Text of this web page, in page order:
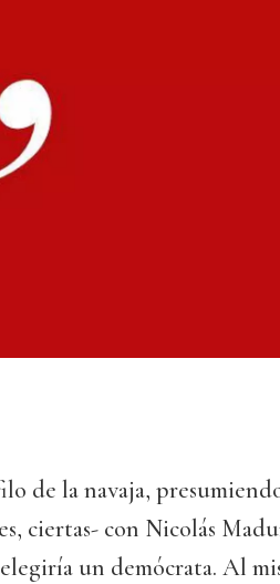
de la navaja,
ciertas- con Nicolás
un demócrata. Al